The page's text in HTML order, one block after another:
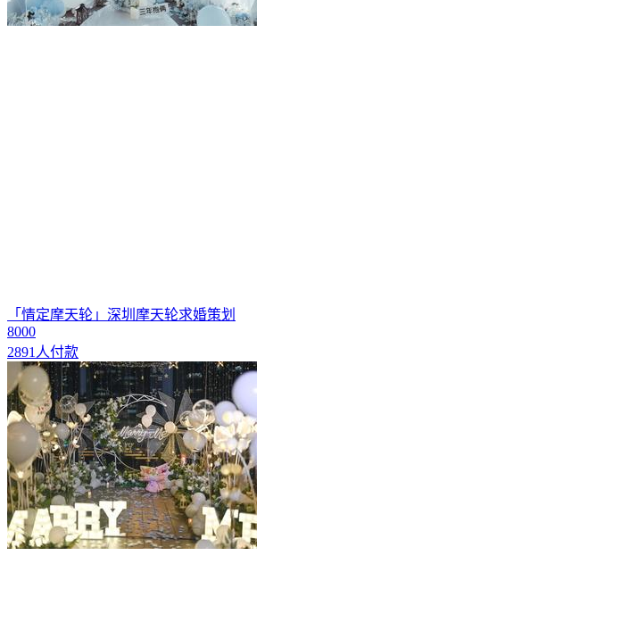
「情定摩天轮」深圳摩天轮求婚策划
8000
2891人付款